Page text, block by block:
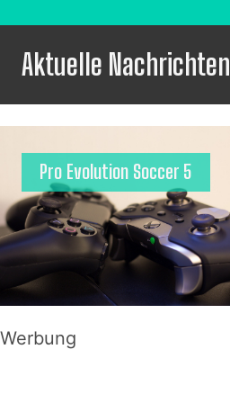
Aktuelle Nachrichten
Pro Evolution Soccer 5
Werbung